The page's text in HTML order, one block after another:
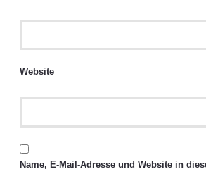
Website
Name, E-Mail-Adresse und Website in